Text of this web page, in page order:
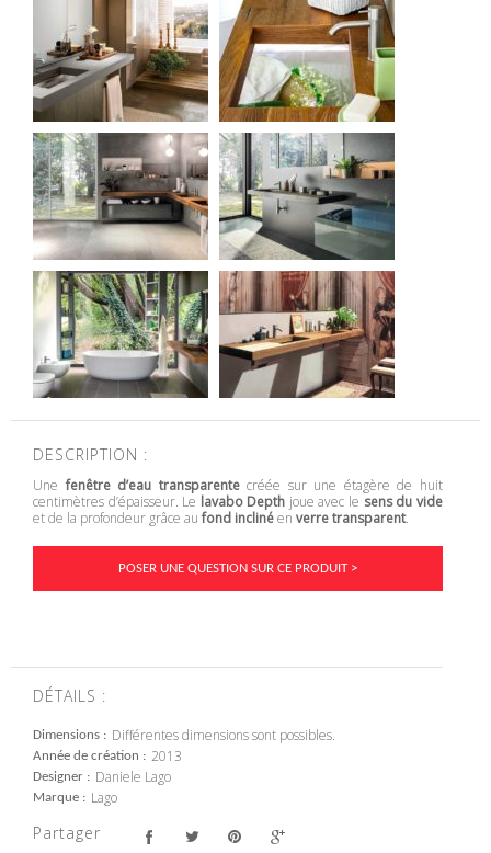
DESCRIPTION :
Unefenêtre d’eau transparentecréée sur une étagère de huit
centimètres d’épaisseur. Le lavabo Depth joue avec le sens du vide
et de la profondeur grâce aufond inclinéen verre transparent.
POSER UNE QUESTION SUR CE PRODUIT >
DÉTAILS :
Dimensions Différentes dimensions sont possibles.
Année de création 2013
Designer Daniele Lago
Marque Lago
Partager